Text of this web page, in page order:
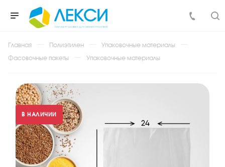
Главная Полиэтилен Упаковочные материалы
Фасовочные пакеты Упаковочные материалы
В НАЛИЧИИ